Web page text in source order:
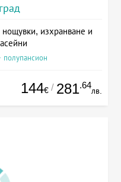
изхранване и
144€ / 281.64
лв.